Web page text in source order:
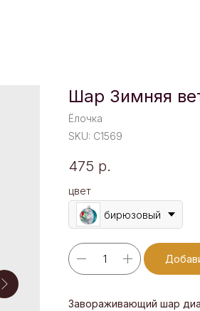
Шар Зимняя
Ёлочка
SKU: C1569
475 р.
цвет
бирюзовый
Завораживающий шар